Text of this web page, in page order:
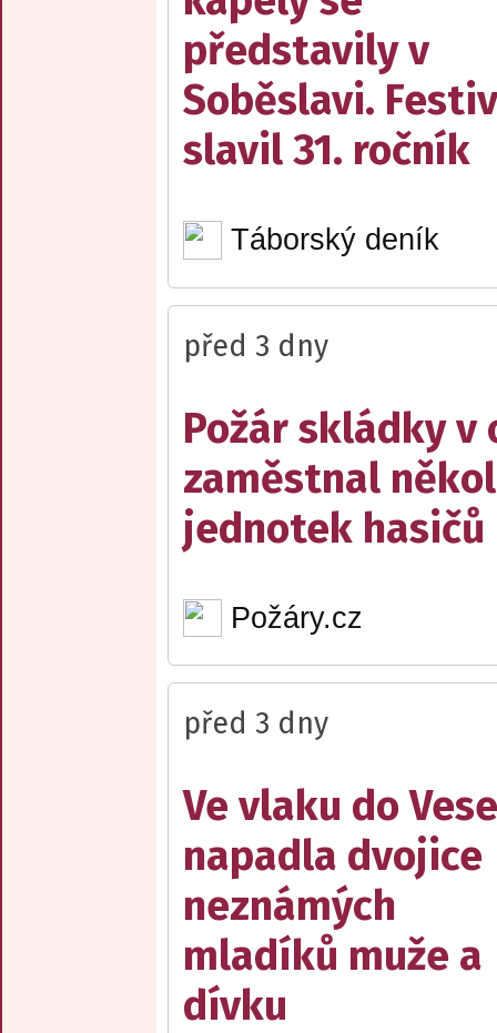
představily v
Soběslavi.
slavil 31. ročník
Táborský deník
před 3 dny
Požár skládky v
zaměstnal
jednotek hasičů
Požáry.cz
před 3 dny
Ve vlaku do
napadla dvojice
neznámých
mladíků muže a
dívku